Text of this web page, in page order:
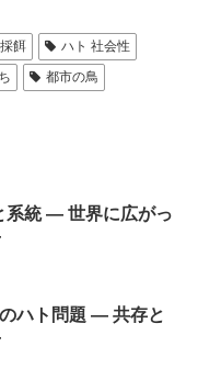
餌
ハト 社会性
都市の鳥
統 ― 世界に広がっ
ハト問題 ― 共存と